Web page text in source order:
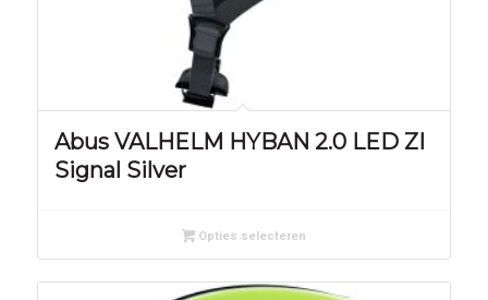
Abus VALHELM HYBAN 2.0 LED ZI
Signal Silver
Opties selecteren